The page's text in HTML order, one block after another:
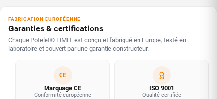
FABRICATION EUROPÉENNE
Garanties & certifications
Chaque Potelet® LIMIT est conçu et fabriqué en Europe, testé en
laboratoire et couvert par une garantie constructeur.
CE
Marquage CE
Conformité européenne
ISO 9001
Qualité certifiée